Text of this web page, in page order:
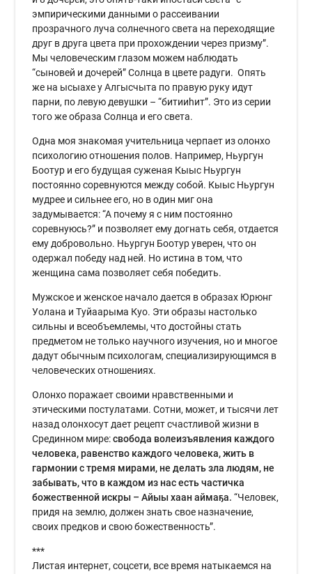
эмпирическими данными о рассеивании
прозрачного луча солнечного света на переходящие
друг в друга цвета при прохождении через призму”.
Мы человеческим глазом можем наблюдать
“сыновей и дочерей” Солнца в цвете радуги. Опять
же на ысыахе у Алгысчыта по правую руку идут
парни, по левую девушки – “битииһит”. Это из серии
того же образа Солнца и его света.
Одна моя знакомая учительница черпает из олонхо
психологию отношения полов. Например, Ньургун
Боотур и его будущая суженая Кыыс Ньургун
постоянно соревнуются между собой. Кыыс Ньургун
мудрее и сильнее его, но в один миг она
задумывается: “А почему я с ним постоянно
соревнуюсь?” и позволяет ему догнать себя, отдается
ему добровольно. Ньургун Боотур уверен, что он
одержал победу над ней. Но истина в том, что
женщина сама позволяет себя победить.
Мужское и женское начало дается в образах Юрюнг
Уолана и Туйаарыма Куо. Эти образы настолько
сильны и всеобъемлемы, что достойны стать
предметом не только научного изучения, но и многое
дадут обычным психологам, специализирующимся в
человеческих отношениях.
Олонхо поражает своими нравственными и
этическими постулатами. Сотни, может, и тысячи лет
назад олонхосут дает рецепт счастливой жизни в
Срединном мире:свобода волеизъявления каждого
человека, равенство каждого человека, жить в
гармонии с тремя мирами, не делать зла людям, не
забывать, что в каждом из нас есть частичка
божественной искры – Айыы хаан аймаҕа. “Человек,
придя на землю, должен знать свое назначение,
своих предков и свою божественность”.
***
Листая интернет, соцсети, все время натыкаемся на